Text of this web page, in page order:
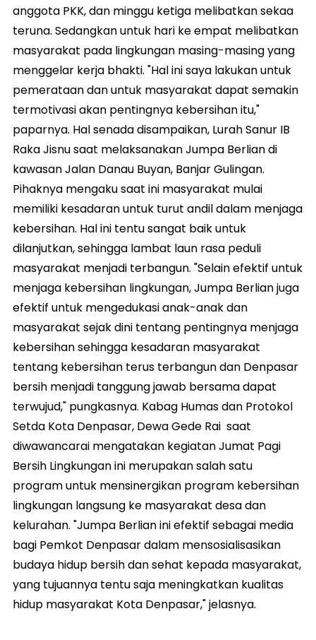
anggota PKK, dan minggu ketiga melibatkan sekaa
teruna. Sedangkan untuk hari ke empat melibatkan
masyarakat pada lingkungan masing-masing yang
menggelar kerja bhakti. "Hal ini saya lakukan untuk
pemerataan dan untuk masyarakat dapat semakin
termotivasi akan pentingnya kebersihan itu,"
paparnya. Hal senada disampaikan, Lurah Sanur IB
Raka Jisnu saat melaksanakan Jumpa Berlian di
kawasan Jalan Danau Buyan, Banjar Gulingan.
Pihaknya mengaku saat ini masyarakat mulai
memiliki kesadaran untuk turut andil dalam menjaga
kebersihan. Hal ini tentu sangat baik untuk
dilanjutkan, sehingga lambat laun rasa peduli
masyarakat menjadi terbangun. "Selain efektif untuk
menjaga kebersihan lingkungan, Jumpa Berlian juga
efektif untuk mengedukasi anak-anak dan
masyarakat sejak dini tentang pentingnya menjaga
kebersihan sehingga kesadaran masyarakat
tentang kebersihan terus terbangun dan Denpasar
bersih menjadi tanggung jawab bersama dapat
terwujud," pungkasnya. Kabag Humas dan Protokol
Setda Kota Denpasar, Dewa Gede Rai saat
diwawancarai mengatakan kegiatan Jumat Pagi
Bersih Lingkungan ini merupakan salah satu
program untuk mensinergikan program kebersihan
lingkungan langsung ke masyarakat desa dan
kelurahan. "Jumpa Berlian ini efektif sebagai media
bagi Pemkot Denpasar dalam mensosialisasikan
budaya hidup bersih dan sehat kepada masyarakat,
yang tujuannya tentu saja meningkatkan kualitas
hidup masyarakat Kota Denpasar," jelasnya.